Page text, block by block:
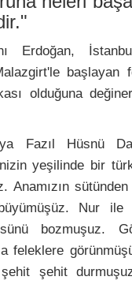
Erdoğan,
başlayan
olduğuna
Fazıl Hüsnü
yeşilinde bir
Anamızın
Nur
bozmuşuz.
feleklere
şehit